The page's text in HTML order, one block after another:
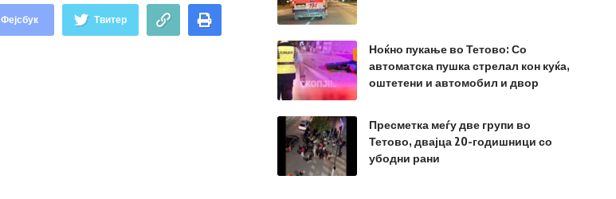
Фејсбук Твитер
Ноќно пукање во Тетово: Со
автоматска пушка стрелал кон куќа,
оштетени и автомобил и двор
Пресметка меѓу две групи во
Тетово, двајца 20-годишници со
убодни рани